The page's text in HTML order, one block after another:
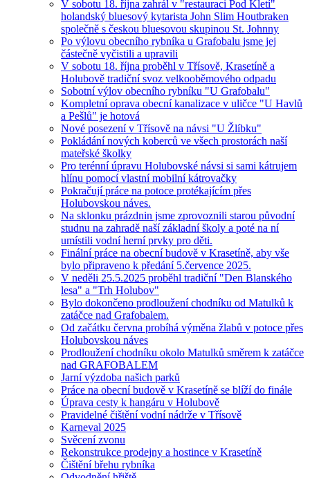
V sobotu 18. října zahrál v "restauraci Pod Kletí"
holandský bluesový kytarista John Slim Houtbraken
společně s českou bluesovou skupinou St. Johnny
Po výlovu obecního rybníka u Grafobalu jsme jej
částečně vyčistili a upravili
V sobotu 18. října proběhl v Třísově, Krasetíně a
Holubově tradiční svoz velkooběmového odpadu
Sobotní výlov obecního rybníku "U Grafobalu"
Kompletní oprava obecní kanalizace v uličce "U Havlů
a Pešlů" je hotová
Nové posezení v Třísově na návsi "U Žlíbku"
Pokládání nových koberců ve všech prostorách naší
mateřské školky
Pro terénní úpravu Holubovské návsi si sami kátrujem
hlínu pomocí vlastní mobilní kátrovačky
Pokračují práce na potoce protékajícím přes
Holubovskou náves.
Na sklonku prázdnin jsme zprovoznili starou původní
studnu na zahradě naší základní školy a poté na ní
umístili vodní herní prvky pro děti.
Finální práce na obecní budově v Krasetíně, aby vše
bylo připraveno k předání 5.července 2025.
V neděli 25.5.2025 proběhl tradiční "Den Blanského
lesa" a "Trh Holubov"
Bylo dokončeno prodloužení chodníku od Matulků k
zatáčce nad Grafobalem.
Od začátku června probíhá výměna žlabů v potoce přes
Holubovskou náves
Prodloužení chodníku okolo Matulků směrem k zatáčce
nad GRAFOBALEM
Jarní výzdoba našich parků
Práce na obecní budově v Krasetíně se blíží do finále
Úprava cesty k hangáru v Holubově
Pravidelné čištění vodní nádrže v Třísově
Karneval 2025
Svěcení zvonu
Rekonstrukce prodejny a hostince v Krasetíně
Čištění břehu rybníka